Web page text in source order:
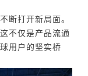
不断打开新局面。
不仅是产品流通
用户的坚实桥